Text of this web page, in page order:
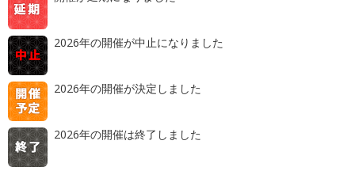
2026年の開催が中止になりました
2026年の開催が決定しました
2026年の開催は終了しました